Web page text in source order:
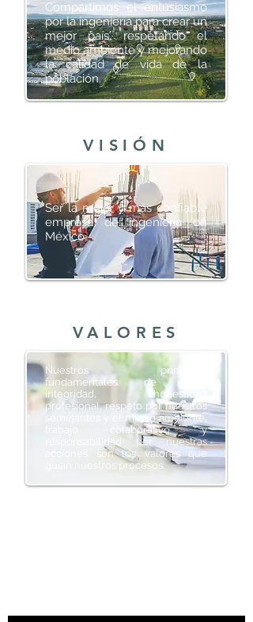
Compartimos el entusiasmo
por la ingeniería para crear un
mejor país, respetando el
medio ambiente y mejorando
la calidad de vida de la
población.
VISIÓN
Ser la mejor y más confiable
empresa de ingeniería en
México.
VALORES
Nuestros principios
fundamentales de ética,
integridad, honestidad
profesional, respeto por nuestros
semejantes y el medio ambiente,
trabajo colaborativo y
responsabilidad por nuestras
acciones son los valores que
guían nuestros procesos.